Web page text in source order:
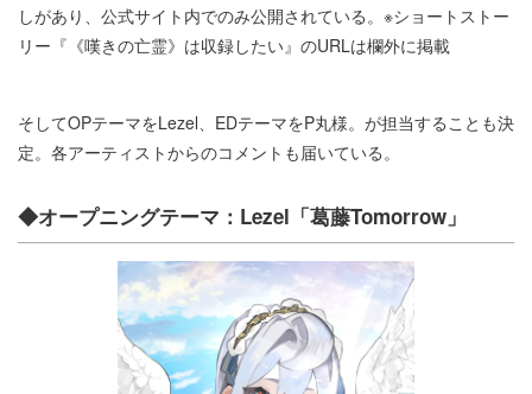
しがあり、公式サイト内でのみ公開されている。※ショートストー
リー『《嘆きの亡霊》は収録したい』のURLは欄外に掲載
そしてOPテーマをLezel、EDテーマをP丸様。が担当することも決
定。各アーティストからのコメントも届いている。
◆オープニングテーマ：Lezel「葛藤Tomorrow」